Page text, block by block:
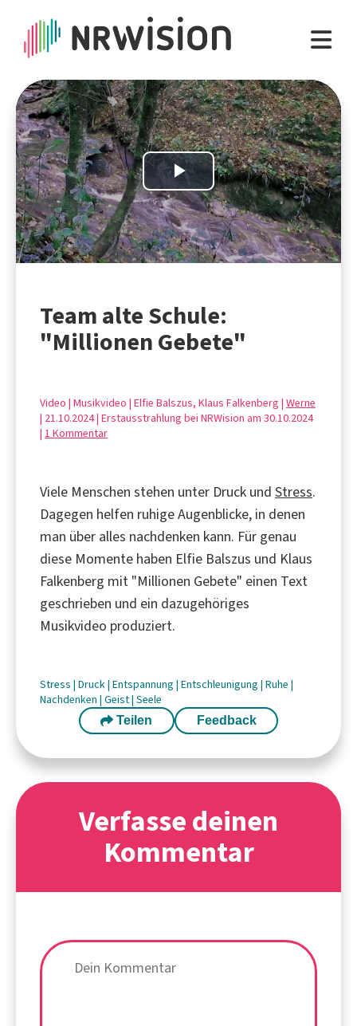
Play
Video
Team alte Schule:
"Millionen Gebete"
Video | Musikvideo | Elfie Balszus, Klaus Falkenberg | Werne
| 21.10.2024 | Erstausstrahlung bei NRWision am 30.10.2024
| 1 Kommentar
Viele Menschen stehen unter Druck und Stress.
Dagegen helfen ruhige Augenblicke, in denen
man über alles nachdenken kann. Für genau
diese Momente haben Elfie Balszus und Klaus
Falkenberg mit "Millionen Gebete" einen Text
geschrieben und ein dazugehöriges
Musikvideo produziert.
Stress | Druck| Entspannung | Entschleunigung | Ruhe |
Nachdenken | Geist| Seele
Teilen Feedback
Verfasse deinen
Kommentar